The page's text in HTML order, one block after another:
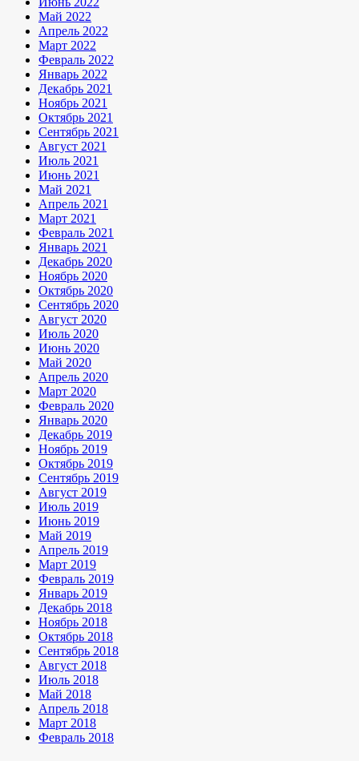
Май 2022
Апрель 2022
Март 2022
Февраль 2022
Январь 2022
Декабрь 2021
Ноябрь 2021
Октябрь 2021
Сентябрь 2021
Август 2021
Июль 2021
Июнь 2021
Май 2021
Апрель 2021
Март 2021
Февраль 2021
Январь 2021
Декабрь 2020
Ноябрь 2020
Октябрь 2020
Сентябрь 2020
Август 2020
Июль 2020
Июнь 2020
Май 2020
Апрель 2020
Март 2020
Февраль 2020
Январь 2020
Декабрь 2019
Ноябрь 2019
Октябрь 2019
Сентябрь 2019
Август 2019
Июль 2019
Июнь 2019
Май 2019
Апрель 2019
Март 2019
Февраль 2019
Январь 2019
Декабрь 2018
Ноябрь 2018
Октябрь 2018
Сентябрь 2018
Август 2018
Июль 2018
Май 2018
Апрель 2018
Март 2018
Февраль 2018